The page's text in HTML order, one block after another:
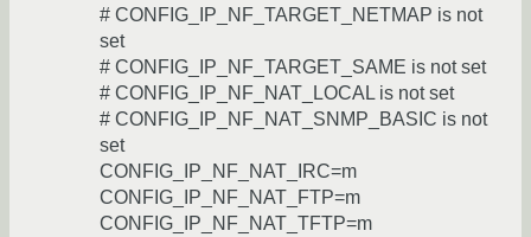
# CONFIG_IP_NF_TARGET_NETMAP is not
set
# CONFIG_IP_NF_TARGET_SAME is not set
# CONFIG_IP_NF_NAT_LOCAL is not set
# CONFIG_IP_NF_NAT_SNMP_BASIC is not
set
CONFIG_IP_NF_NAT_IRC=m
CONFIG_IP_NF_NAT_FTP=m
CONFIG_IP_NF_NAT_TFTP=m